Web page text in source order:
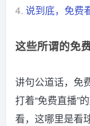
4. 说到底，免费
这些所谓的免
讲句公道话，免
打着“免费直播”
看，这哪里是看